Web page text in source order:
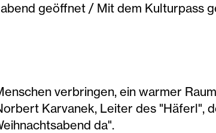
geöffnet / Mit dem Kulturpass
verbringen, ein warmer
Karvanek, Leiter des "Häferl",
da".